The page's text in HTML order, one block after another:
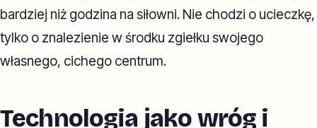
bardziej niż godzina na siłowni. Nie chodzi o ucieczkę,
tylko o znalezienie w środku zgiełku swojego
własnego, cichego centrum.
Technologia jako wróg i